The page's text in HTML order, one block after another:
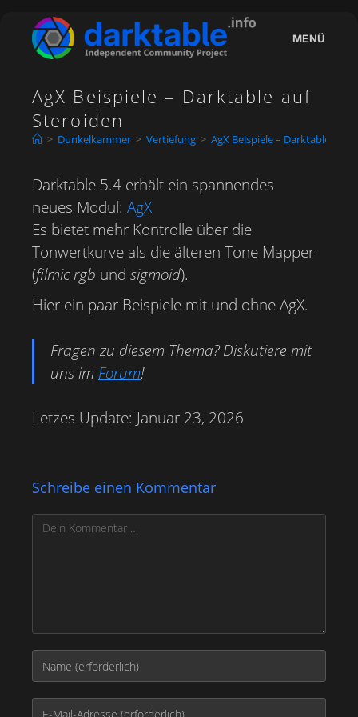
springen
MENÜ
AgX Beispiele – Darktable auf
Steroiden
> Dunkelkammer > Vertiefung > AgX Beispiele – Darktable auf
Darktable 5.4 erhält ein spannendes
neues Modul: AgX
Es bietet mehr Kontrolle über die
Tonwertkurve als die älteren Tone Mapper
(filmic rgb und sigmoid).
Hier ein paar Beispiele mit und ohne AgX.
Fragen zu diesem Thema? Diskutiere mit
uns im Forum!
Letzes Update: Januar 23, 2026
Schreibe einen Kommentar
Kommentar
deinen
oder